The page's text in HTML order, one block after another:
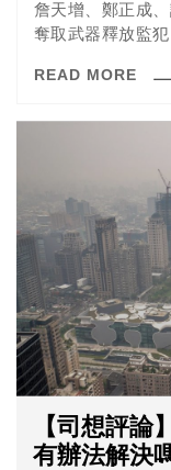
詹天增、鄭正成
奪取武器釋放監
區，警備總司令
READ MORE
【司想評論
有辦法解決